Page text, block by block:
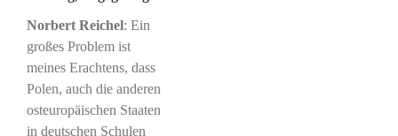
Norbert Reichel: Ein
großes Problem ist
meines Erachtens, dass
Polen, auch die anderen
osteuropäischen Staaten
in deutschen Schulen